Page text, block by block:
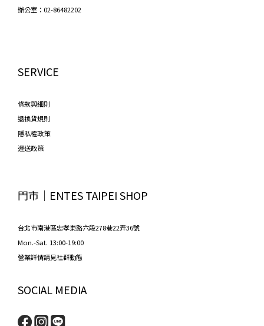
辦公室：02-86482202
SERVICE
條款與細則
退換貨規則
隱私權政策
運送政策
門市│ENTES TAIPEI SHOP
台北市南港區忠孝東路六段278巷22弄36號
Mon.-Sat. 13:00-19:00
營業詳情請見社群動態
SOCIAL MEDIA